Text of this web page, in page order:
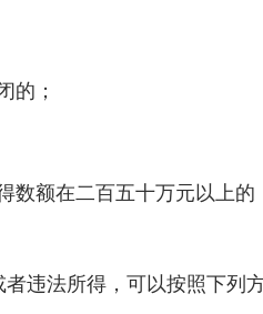
的；
额在二百五十万元以上的
违法所得，可以按照下列